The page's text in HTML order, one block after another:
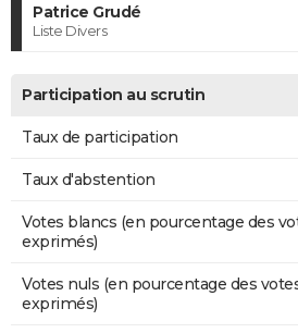
Patrice Grudé
Liste Divers
Participation au scrutin
Taux de participation
Taux d'abstention
Votes blancs (en pourcentage des
exprimés)
Votes nuls (en pourcentage des
exprimés)